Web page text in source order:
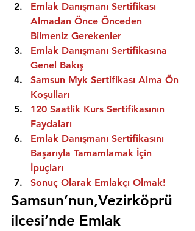
Emlak Danışmanı Sertifikası
Almadan Önce Önceden
Bilmeniz Gerekenler
Emlak Danışmanı Sertifikasına
Genel Bakış
Samsun Myk Sertifikası Alma Ön
Koşulları
120 Saatlik Kurs Sertifikasının
Faydaları
Emlak Danışmanı Sertifikasını
Başarıyla Tamamlamak İçin
İpuçları
Sonuç Olarak Emlakçı Olmak!
Samsun’nun,Vezirköprü
ilcesi’nde Emlak